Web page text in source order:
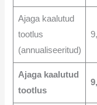
Ajaga kaalutud
tootlus
(annualiseeritud)
Ajaga kaalutud
tootlus